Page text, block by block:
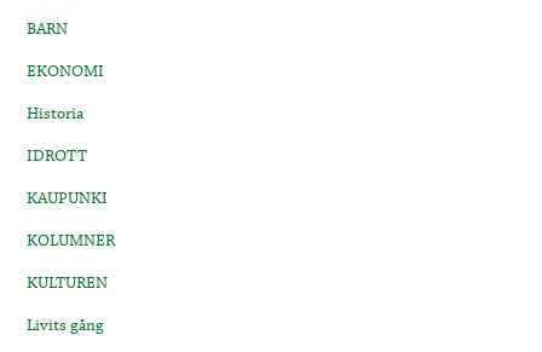
BARN
EKONOMI
Historia
IDROTT
KAUPUNKI
KOLUMNER
KULTUREN
Livits gång